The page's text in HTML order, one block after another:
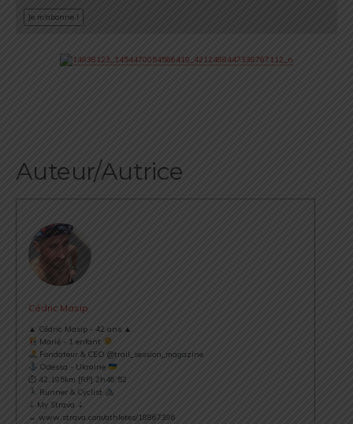
Auteur/Autrice
Cédric Masip
▲ Cédric Masip - 42 ans ▲
Marié - 1 enfant
Fondateur & CEO @trail_session_magazine
Odessa - Ukraine
⏱ 42.195km [RP] 2h46’52
Runner & Cyclist
⇣ My Strava ⇣
→ www.strava.com/athletes/18867396